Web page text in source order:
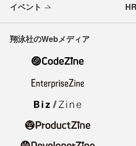
イベント
翔泳社のWebメディア